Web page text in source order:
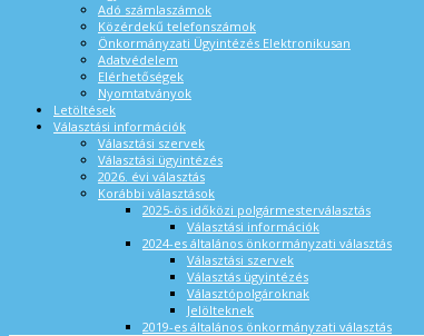
Adó számlaszámok
Közérdekű telefonszámok
Önkormányzati Ügyintézés Elektronikusan
Adatvédelem
Elérhetőségek
Nyomtatványok
Letöltések
Választási információk
Választási szervek
Választási ügyintézés
2026. évi választás
Korábbi választások
2025-ös időközi polgármesterválasztás
Választási információk
2024-es általános önkormányzati választás
Választási szervek
Választás ügyintézés
Választópolgároknak
Jelölteknek
2019-es általános önkormányzati választás